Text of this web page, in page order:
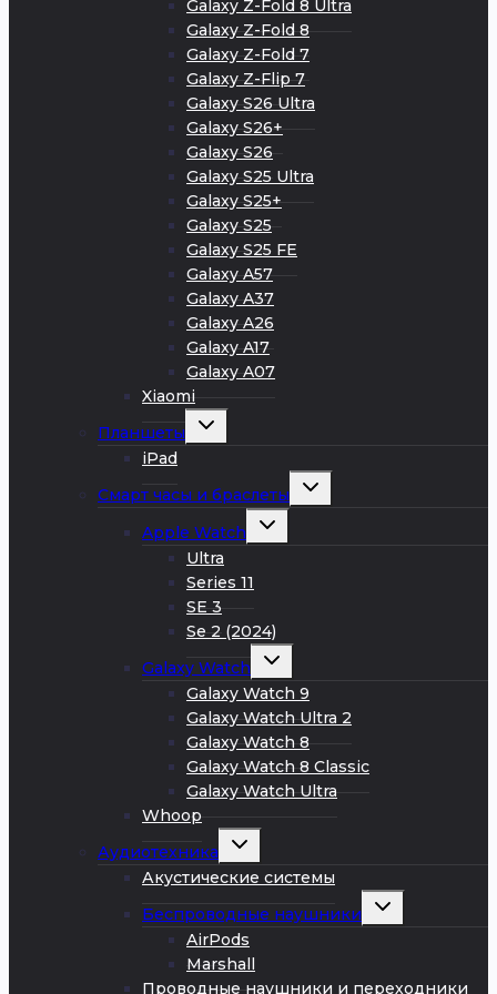
Galaxy Z-Fold 8 Ultra
Galaxy Z-Fold 8
Galaxy Z-Fold 7
Galaxy Z-Flip 7
Galaxy S26 Ultra
Galaxy S26+
Galaxy S26
Galaxy S25 Ultra
Galaxy S25+
Galaxy S25
Galaxy S25 FE
Galaxy A57
Galaxy A37
Galaxy A26
Galaxy A17
Galaxy A07
Xiaomi
Планшеты
Развернуть
iPad
Смарт часы и браслеты
Развернуть
Apple Watch
Развернуть
Ultra
Series 11
SE 3
Se 2 (2024)
Galaxy Watch
Развернуть
меню
Galaxy Watch 9
Galaxy Watch Ultra 2
Galaxy Watch 8
Galaxy Watch 8 Classic
Galaxy Watch Ultra
Whoop
Аудиотехника
Развернуть
меню
Акустические системы
Беспроводные наушники
Развернуть
AirPods
Marshall
Проводные наушники и переходники